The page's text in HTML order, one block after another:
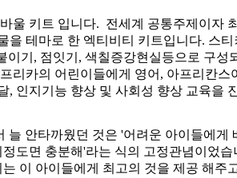
울 키트 입니다. 전세계 공통주제이자
을 테마로 한 엑티비티 키트입니다. 스
이기, 점잇기, 색칠증강현실등으로 구성
리카의 어린이들에게 영어, 아프리칸스
, 인지기능 향상 및 사회성 향상 교육을
늘 안타까웠던 것은 '어려운 아이들에게
정도면 충분해'라는 식의 고정관념이었습
는 이 아이들에게 최고의 것을 제공 해주